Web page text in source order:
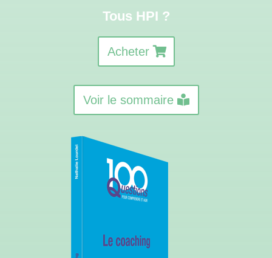
Tous HPI ?
Acheter
Voir le sommaire